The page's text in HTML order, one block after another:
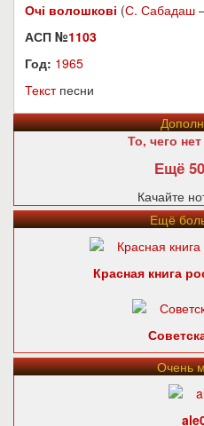
Очі волошкові (С. Сабадаш
АСП №1103
Год: 1965
Текстпесни
То, чего
Ещё
Качайте
Ещё
Красная книга
Очень